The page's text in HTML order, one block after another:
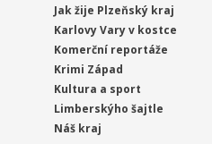
Jak žije Plzeňský kraj
Karlovy Vary v kostce
Komerční reportáže
Krimi Západ
Kultura a sport
Limberskýho šajtle
Náš kraj